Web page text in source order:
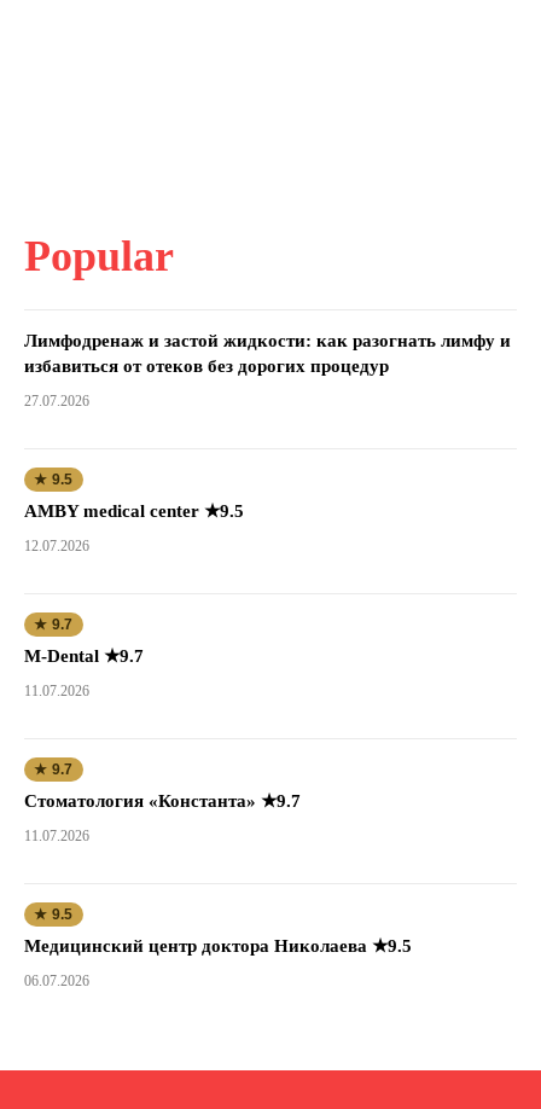
Popular
Лимфодренаж и застой жидкости: как разогнать лимфу и
избавиться от отеков без дорогих процедур
27.07.2026
★ 9.5
AMBY medical center ★9.5
12.07.2026
★ 9.7
M-Dental ★9.7
11.07.2026
★ 9.7
Стоматология «Константа» ★9.7
11.07.2026
★ 9.5
Медицинский центр доктора Николаева ★9.5
06.07.2026